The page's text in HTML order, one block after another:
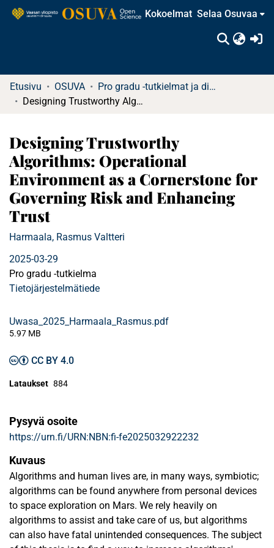
Kokoelmat Selaa Osuvaa
Etusivu OSUVA
Pro gradu -tutkielmat ja diplomityöt
Designing Trustworthy Algorithms: Operational Environment as a Cornerstone for Governing Risk and Enhancing Trust
Designing Trustworthy
Algorithms: Operational
Environment as a Cornerstone for
Governing Risk and Enhancing
Trust
Harmaala, Rasmus Valtteri
2025-03-29
Pro gradu -tutkielma
Tietojärjestelmätiede
Uwasa_2025_Harmaala_Rasmus.pdf
5.97 MB
CC BY 4.0
Lataukset 884
Pysyvä osoite
https://urn.fi/URN:NBN:fi-fe2025032922232
Kuvaus
Algorithms and human lives are, in many ways, symbiotic;
algorithms can be found anywhere from personal devices
to space exploration on Mars. We rely heavily on
algorithms to assist and take care of us, but algorithms
can also have fatal unintended consequences. The subject